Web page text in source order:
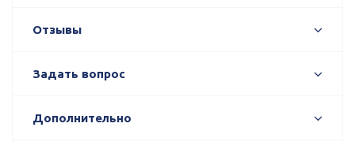
Отзывы
Задать вопрос
Дополнительно